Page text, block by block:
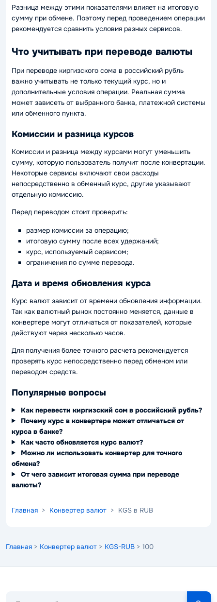
Разница между этими показателями влияет на итоговую
сумму при обмене. Поэтому перед проведением операции
рекомендуется сравнить условия разных сервисов.
Что учитывать при переводе валюты
При переводе киргизского сома в российский рубль
важно учитывать не только текущий курс, но и
дополнительные условия операции. Реальная сумма
может зависеть от выбранного банка, платежной системы
или обменного пункта.
Комиссии и разница курсов
Комиссии и разница между курсами могут уменьшить
сумму, которую пользователь получит после конвертации.
Некоторые сервисы включают свои расходы
непосредственно в обменный курс, другие указывают
отдельную комиссию.
Перед переводом стоит проверить:
размер комиссии за операцию;
итоговую сумму после всех удержаний;
курс, используемый сервисом;
ограничения по сумме перевода.
Дата и время обновления курса
Курс валют зависит от времени обновления информации.
Так как валютный рынок постоянно меняется, данные в
конвертере могут отличаться от показателей, которые
действуют через несколько часов.
Для получения более точного расчета рекомендуется
проверять курс непосредственно перед обменом или
переводом средств.
Популярные вопросы
Как перевести киргизский сом в российский рубль?
Почему курс в конвертере может отличаться от
курса в банке?
Как часто обновляется курс валют?
Можно ли использовать конвертер для точного
обмена?
От чего зависит итоговая сумма при переводе
валюты?
Главная > Конвертер валют > KGS в RUB
Главная > Конвертер валют > KGS-RUB > 100